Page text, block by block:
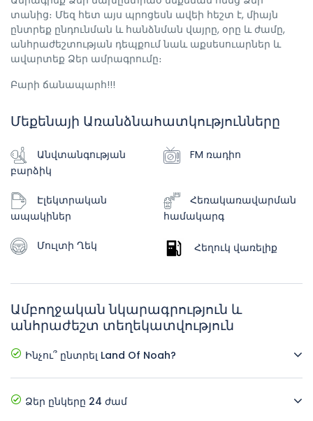
տանից։ Մեզ հետ այս պրոցեսն ավեի հեշտ է, միայն
ընտրեք ընդունման և հանձնման վայրը, օրը և ժամը,
անհրաժեշտության դեպքում նաև աքսեսուարներ և
ավարտեք Ձեր ամրագրումը։
Բարի ճանապարհ!!!
Մեքենայի Առանձնահատկությունները
Անվտանգության
բարձիկ
FM ռադիո
Էլեկտրական
ապակիներ
Հեռակառավարման
համակարգ
Մուլտի Ղեկ Հեղուկ վառելիք
Ամբողջական նկարագրություն և
անհրաժեշտ տեղեկատվություն
Ինչու՞ ընտրել Land Of Noah?
մեքենաներ • Լրացուցիչ պարագաներ • Հեշտ
Ձեր ընկերը 24 ժամ